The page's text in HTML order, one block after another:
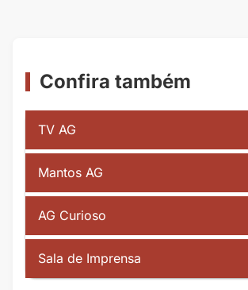
Confira também
TV AG
Mantos AG
AG Curioso
Sala de Imprensa